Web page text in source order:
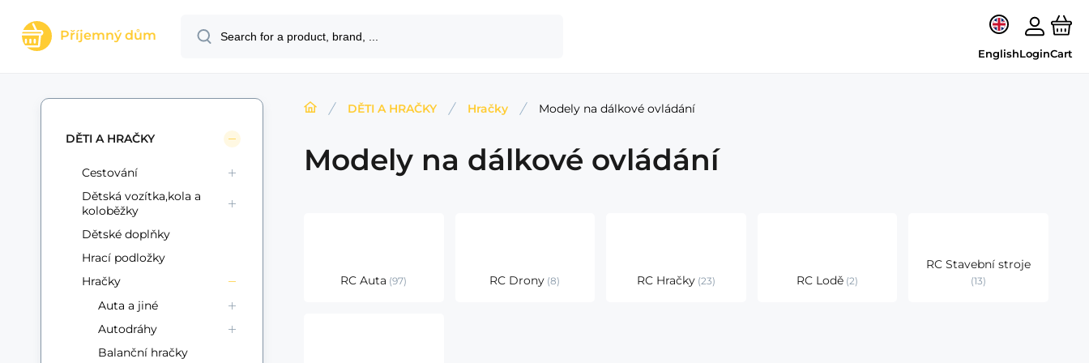
Příjemný dům
EnglishLoginCart
DĚTI A HRAČKY Hračky Modely na dálkové ovládání
Modely na dálkové ovládání
RC Auta 97 RC Drony 8 RC Hračky 23 RC Lodě 2
RC Stavební stroje
13
DĚTI A HRAČKY
Cestování
Dětská vozítka,kola a
koloběžky
Dětské doplňky
Hrací podložky
Hračky
Auta a jiné
Autodráhy
Balanční hračky